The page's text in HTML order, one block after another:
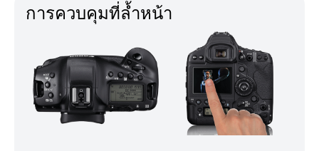
การควบคุมที่ล้ำหน้า